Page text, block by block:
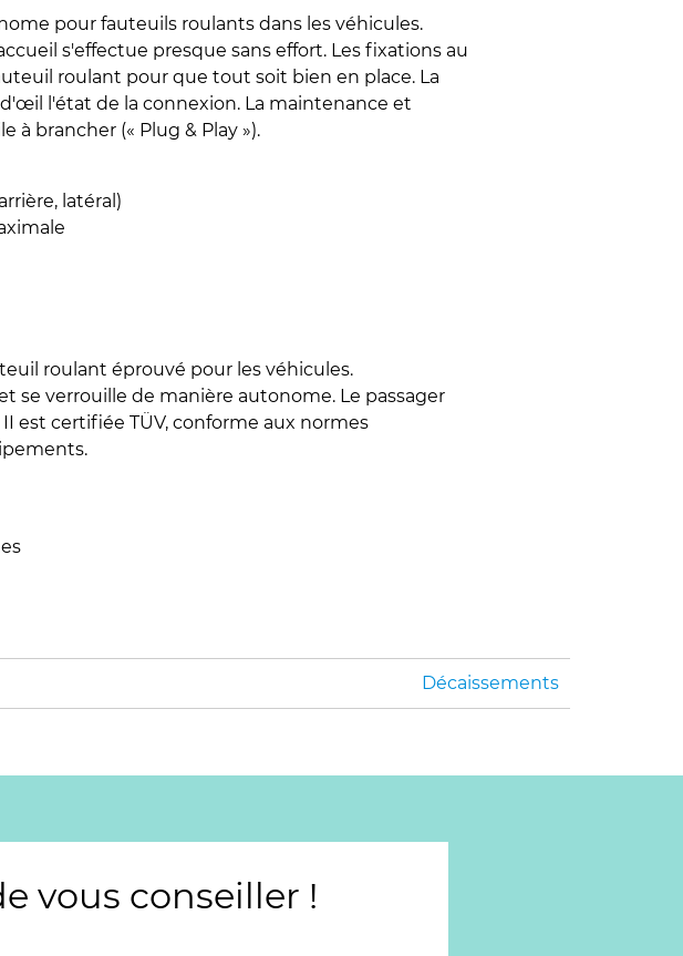
pour fauteuils roulants dans les véhicules.
s'effectue presque sans effort. Les fixations au
roulant pour que tout soit bien en place. La
l'état de la connexion. La maintenance et
à brancher (« Plug & Play »).
latéral)
roulant éprouvé pour les véhicules.
verrouille de manière autonome. Le passager
est certifiée TÜV, conforme aux normes
Décaissements
vous conseiller !